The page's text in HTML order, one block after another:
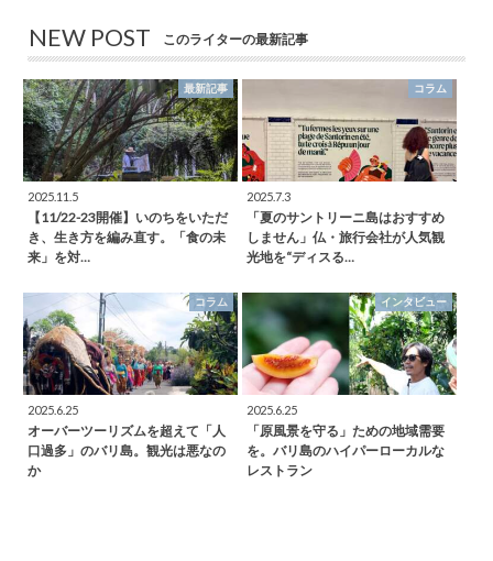
NEW POST このライターの最新記事
最新記事
2025.11.5
【11/22-23開催】いのちをいただ
き、生き方を編み直す。「食の未
来」を対…
コラム
2025.7.3
「夏のサントリーニ島はおすすめ
しません」仏・旅行会社が人気観
光地を“ディスる…
コラム
2025.6.25
オーバーツーリズムを超えて「人
口過多」のバリ島。観光は悪なの
か
インタビュー
2025.6.25
「原風景を守る」ための地域需要
を。バリ島のハイパーローカルな
レストラン